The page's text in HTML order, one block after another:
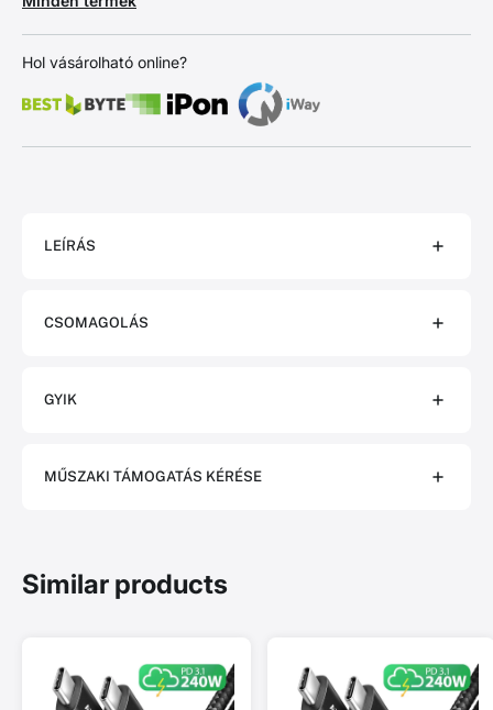
Hol vásárolható online?
LEÍRÁS
CSOMAGOLÁS
GYIK
MŰSZAKI TÁMOGATÁS KÉRÉSE
Similar products